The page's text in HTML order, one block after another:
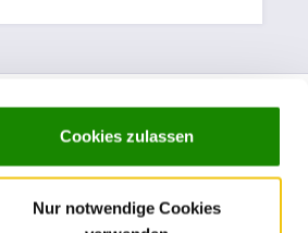
Cookies zulassen
Nur notwendige Cookies